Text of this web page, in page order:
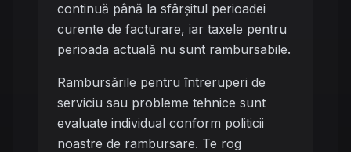
continuă până la sfârșitul perioadei
curente de facturare, iar taxele pentru
perioada actuală nu sunt rambursabile.
Rambursările pentru întreruperi de
serviciu sau probleme tehnice sunt
evaluate individual conform politicii
noastre de rambursare. Te rog